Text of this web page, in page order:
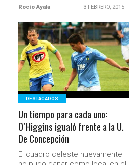
Rocío Ayala 3 FEBRERO, 2015
LEER MÁS
DESTACADOS
Un tiempo para cada uno:
O`Higgins igualó frente a la U.
De Concepción
El cuadro celeste nuevamente